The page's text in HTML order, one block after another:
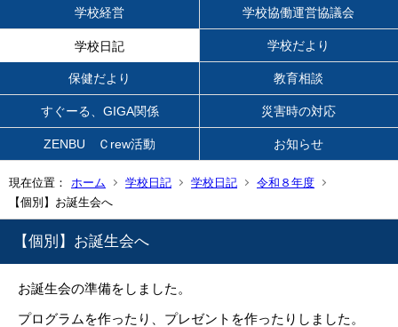
学校経営 学校協働運営協議会
学校日記 学校だより
保健だより 教育相談
すぐーる、GIGA関係 災害時の対応
ZENBU Ｃrew活動 お知らせ
現在位置： ホーム 学校日記 学校日記
令和８年度
【個別】お誕生会へ
【個別】お誕生会へ
お誕生会の準備をしました。
プログラムを作ったり、プレゼントを作ったりしました。